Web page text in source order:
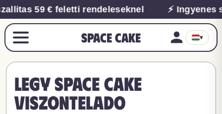
59 € feletti rendeleseknel ⚡
Space Cake ▾
Legy Space Cake
viszontelado